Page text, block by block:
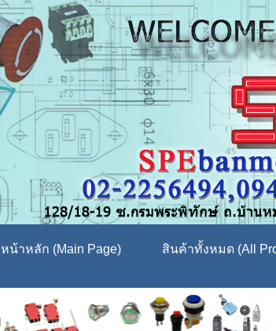
หน้าหลัก (Main Page) สินค้าทั้งหมด (All